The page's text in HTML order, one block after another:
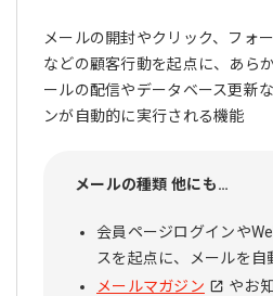
メールの開封やクリック、フォ
などの顧客行動を起点に、あら
ールの配信やデータベース更新
ンが自動的に実行される機能
メールの種類 他にも…
会員ページログインや
スを起点に、メールを自
メールマガジン
やお